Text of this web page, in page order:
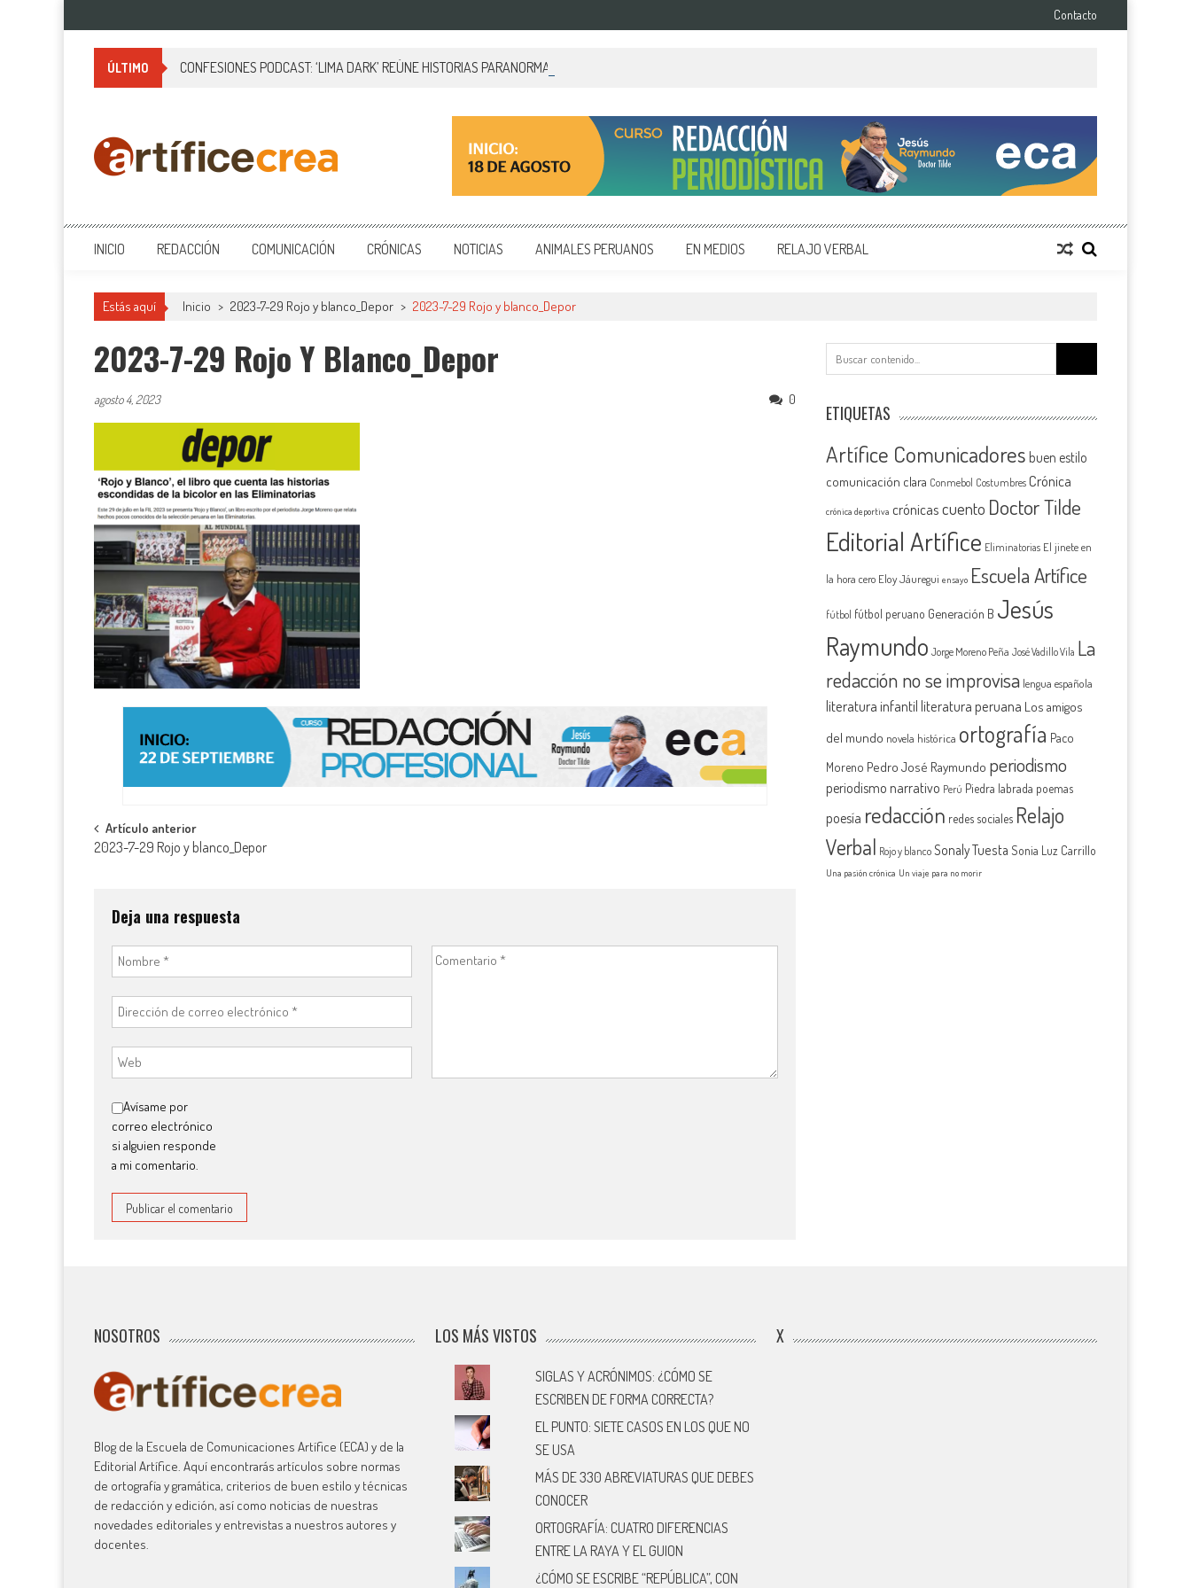
al
contenido
Contacto
ÚLTIMO CONFESIONES PODCAST: ‘LIMA DARK’ REÚNE HISTORIAS PARANORMALES DE PALACIO DE GOBIERNO
Blog de Artífice Comunicadores, elaboramos contenidos periodísticos y editoriales en diversos formatos, capacitamos en temas de comunicación y educación.
INICIO REDACCIÓN COMUNICACIÓN CRÓNICAS NOTICIAS ANIMALES PERUANOS EN MEDIOS RELAJO VERBAL
Estás aquí Inicio > 2023-7-29 Rojo y blanco_Depor > 2023-7-29 Rojo y blanco_Depor
2023-7-29 Rojo Y Blanco_Depor
agosto 4, 2023 0
Navegación
entradas
Artículo anterior
2023-7-29 Rojo y blanco_Depor
Deja una respuesta
Avísame por
correo electrónico
si alguien responde
a mi comentario.
ETIQUETAS
Artífice Comunicadores buen estilo
comunicación clara Conmebol Costumbres Crónica
crónica deportiva crónicas cuento Doctor Tilde
Editorial Artífice Eliminatorias El jinete en
la hora cero Eloy Jáuregui ensayo Escuela Artífice
fútbol fútbol peruano Generación B Jesús
Raymundo Jorge Moreno Peña José Vadillo Vila La
redacción no se improvisa lengua española
literatura infantil literatura peruana Los amigos
del mundo novela histórica ortografía Paco
Moreno Pedro José Raymundo periodismo
periodismo narrativo Perú Piedra labrada poemas
poesía redacción redes sociales Relajo
Verbal Rojo y blanco Sonaly Tuesta Sonia Luz Carrillo
Una pasión crónica Un viaje para no morir
NOSOTROS
Blog de la Escuela de Comunicaciones Artífice (ECA) y de la
Editorial Artífice. Aquí encontrarás artículos sobre normas
de ortografía y gramática, criterios de buen estilo y técnicas
de redacción y edición, así como noticias de nuestras
novedades editoriales y entrevistas a nuestros autores y
docentes.
LOS MÁS VISTOS
SIGLAS Y ACRÓNIMOS: ¿CÓMO SE
ESCRIBEN DE FORMA CORRECTA?
EL PUNTO: SIETE CASOS EN LOS QUE NO
SE USA
MÁS DE 330 ABREVIATURAS QUE DEBES
CONOCER
ORTOGRAFÍA: CUATRO DIFERENCIAS
ENTRE LA RAYA Y EL GUION
¿CÓMO SE ESCRIBE “REPÚBLICA”, CON
X